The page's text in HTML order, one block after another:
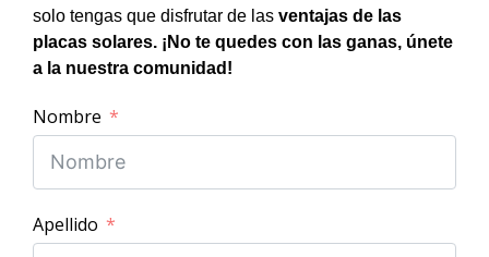
solo tengas que disfrutar de las ventajas de las
placas solares. ¡No te quedes con las ganas, únete
a la nuestra comunidad!
Nombre
Apellido